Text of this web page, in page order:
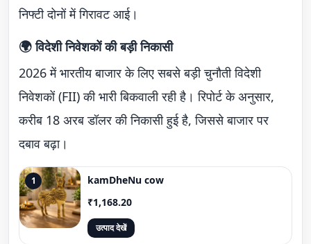
निफ्टी दोनों में गिरावट आई।
🌍 विदेशी निवेशकों की बड़ी निकासी
2026 में भारतीय बाजार के लिए सबसे बड़ी चुनौती विदेशी
निवेशकों (FII) की भारी बिकवाली रही है। रिपोर्ट के अनुसार,
करीब 18 अरब डॉलर की निकासी हुई है, जिससे बाजार पर
दबाव बढ़ा।
1
kamDheNu cow
₹1,168.20
उत्पाद देखें